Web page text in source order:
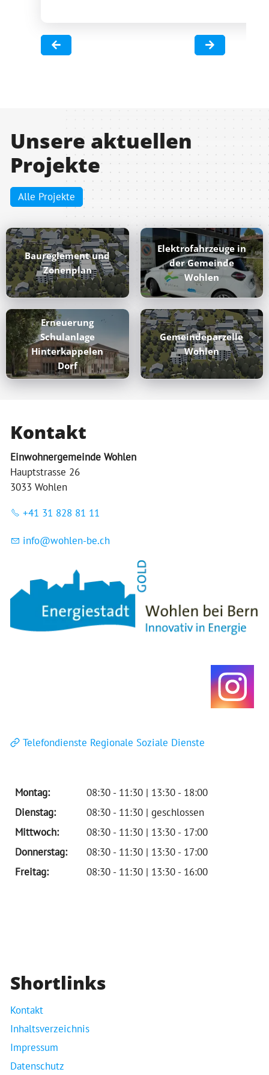
Unsere aktuellen
Projekte
Alle Projekte
Baureglement und
Zonenplan
Elektrofahrzeuge in
der Gemeinde
Wohlen
Erneuerung
Schulanlage
Hinterkappelen
Dorf
Gemeindeparzelle
Wohlen
Kontakt
Einwohnergemeinde Wohlen
Hauptstrasse 26
3033 Wohlen
+41 31 828 81 11
nf w hl n-b ch
Telefondienste Regionale Soziale Dienste
Montag:
08:30 - 11:30 | 13:30 - 18:00
Dienstag:
08:30 - 11:30 | geschlossen
Mittwoch:
08:30 - 11:30 | 13:30 - 17:00
Donnerstag:
08:30 - 11:30 | 13:30 - 17:00
Freitag:
08:30 - 11:30 | 13:30 - 16:00
Shortlinks
Kontakt
Inhaltsverzeichnis
Impressum
Datenschutz